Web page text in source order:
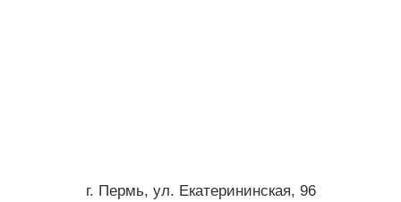
г. Пермь, ул. Екатерининская, 96